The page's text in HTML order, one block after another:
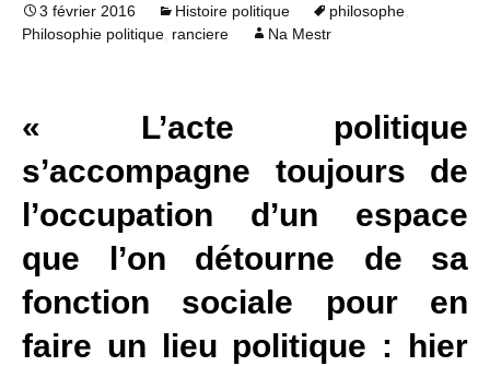
3 février 2016 Histoire politique philosophe,
Philosophie politique, ranciere Na Mestr
« L’acte politique
s’accompagne toujours de
l’occupation d’un espace
que l’on détourne de sa
fonction sociale pour en
faire un lieu politique : hier